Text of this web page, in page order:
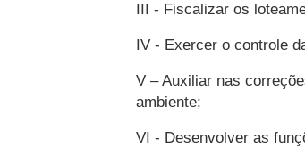
III - Fiscalizar os
IV - Exercer o controle
V – Auxiliar nas
ambiente;
VI - Desenvolver as